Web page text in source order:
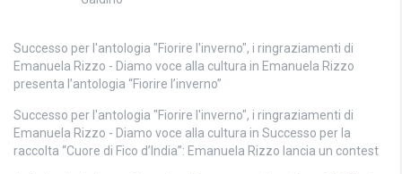
Successo per l'antologia "Fiorire l'inverno", i ringraziamenti di
Emanuela Rizzo - Diamo voce alla cultura in Emanuela Rizzo
presenta l’antologia “Fiorire l’inverno”
Successo per l'antologia "Fiorire l'inverno", i ringraziamenti di
Emanuela Rizzo - Diamo voce alla cultura in Successo per la
raccolta “Cuore di Fico d’India”: Emanuela Rizzo lancia un contest